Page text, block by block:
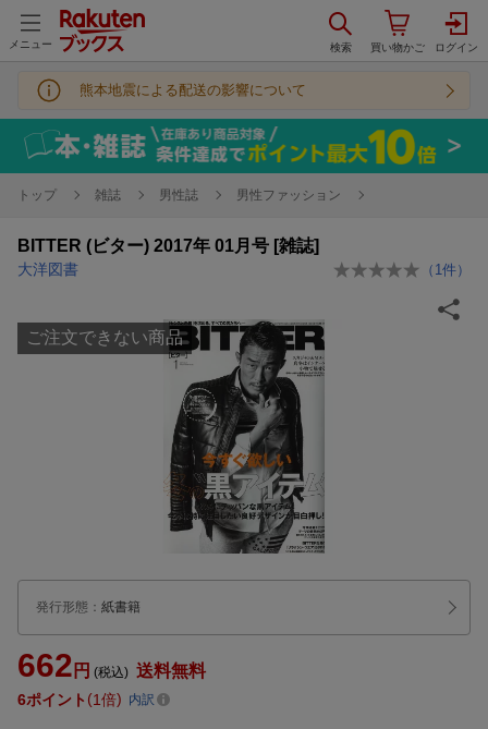
メニュー
熊本地震による配送の影響について
トップ 雑誌 男性誌 男性ファッション
BITTER (ビター) 2017年 01月号 [雑誌]
大洋図書 （ 1 件）
ご注文できない商品
発行形態 ： 紙書籍
662 円 (税込) 送料無料
6ポイント 1倍 内訳